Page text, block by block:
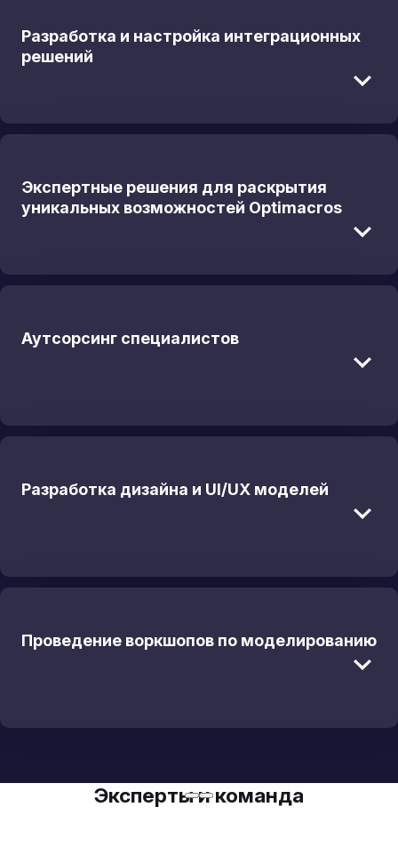
Разработка и настройка интеграционных
решений
Экспертные решения для раскрытия
уникальных возможностей Optimacros
Аутсорсинг специалистов
Разработка дизайна и UI/UX моделей
Проведение воркшопов по моделированию
Эксперты и команда